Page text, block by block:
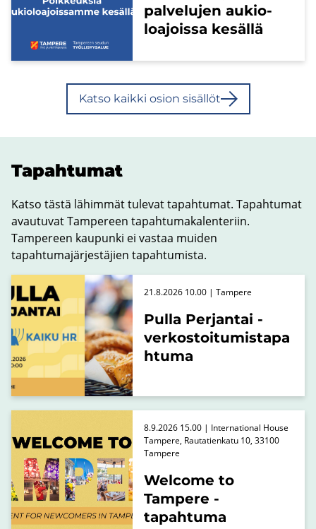
pal­ve­lu­jen au­kio­
loa­jois­sa ke­säl­lä
Katso kaik­ki osion si­säl­löt
Ta­pah­tu­mat
Katso tästä lähimmät tulevat tapahtumat. Tapahtumat
avautuvat Tampereen tapahtumakalenteriin.
Tampereen kaupunki ei vastaa muiden
tapahtumajärjestäjien tapahtumista.
Pulla Perjantai -
verkostoitumistapa
htuma
21.8.2026 10.00 | Tampere
Welcome to
Tampere -
tapahtuma
8.9.2026 15.00 | International House
Tampere, Rautatienkatu 10, 33100
Tampere